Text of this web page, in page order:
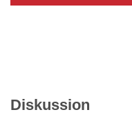
Diskussion